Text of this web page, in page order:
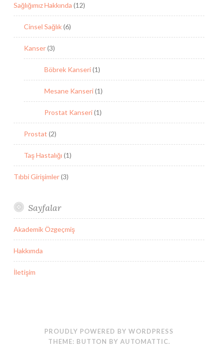
Sağlığımız Hakkında (12)
Cinsel Sağlık(6)
Kanser(3)
Böbrek Kanseri(1)
Mesane Kanseri(1)
Prostat Kanseri(1)
Prostat (2)
Taş Hastalığı (1)
Tıbbi Girişimler(3)
Sayfalar
Akademik Özgeçmiş
Hakkımda
İletişim
PROUDLY POWERED BY WORDPRESS
THEME: BUTTON BY AUTOMATTIC.